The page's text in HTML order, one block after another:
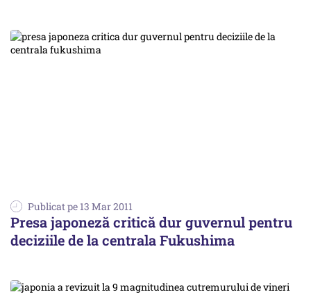
Publicat pe 13 Mar 2011
Presa japoneză critică dur guvernul pentru
deciziile de la centrala Fukushima